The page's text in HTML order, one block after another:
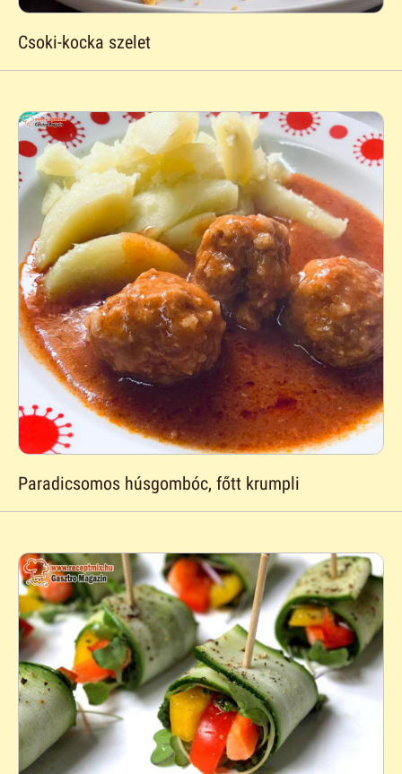
Csoki-kocka szelet
Paradicsomos húsgombóc, főtt krumpli